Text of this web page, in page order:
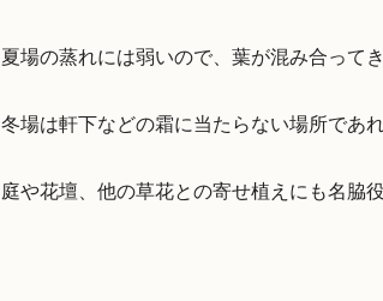
夏場の蒸れには弱いので、葉が混み合って
冬場は軒下などの霜に当たらない場所であ
庭や花壇、他の草花との寄せ植えにも名脇